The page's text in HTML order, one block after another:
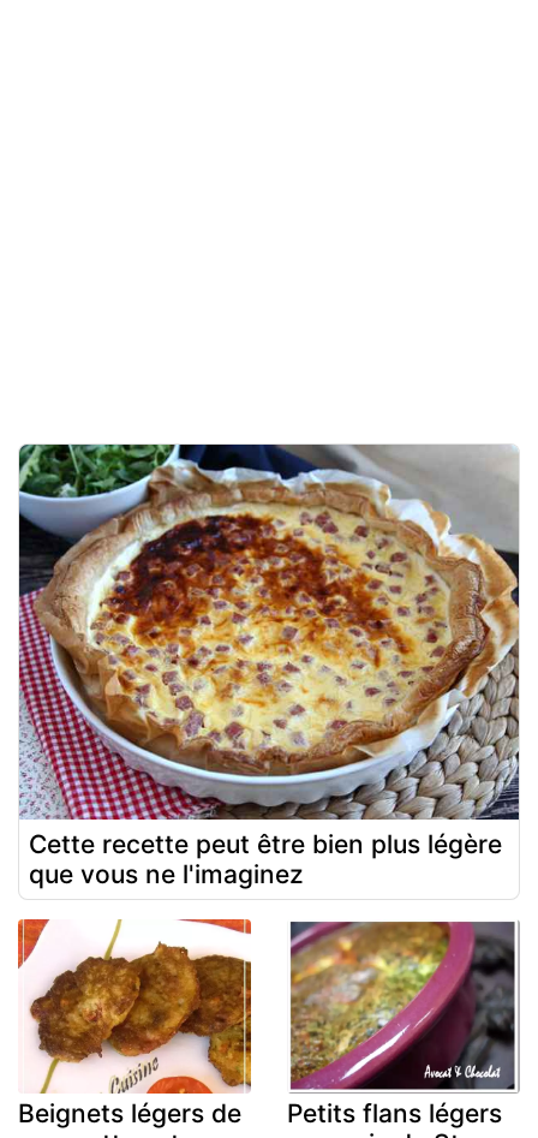
Cette recette peut être bien plus légère
que vous ne l'imaginez
Beignets légers de
Petits flans légers